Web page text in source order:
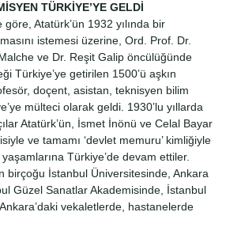
TÜRKİYE’YE GELDİ
Atatürk’ün 1932 yılında bir
istemesi üzerine, Ord. Prof. Dr.
ve Dr. Reşit Galip öncülüğünde
Türkiye’ye getirilen 1500’ü aşkın
doçent, asistan, teknisyen bilim
mülteci olarak geldi. 1930’lu yıllarda
Atatürk’ün, İsmet İnönü ve Celal Bayar
ve tamamı ‘devlet memuru’ kimliğiyle
Türkiye’de devam ettiler.
birçoğu İstanbul Üniversitesinde, Ankara
Güzel Sanatlar Akademisinde, İstanbul
vekaletlerde, hastanelerde